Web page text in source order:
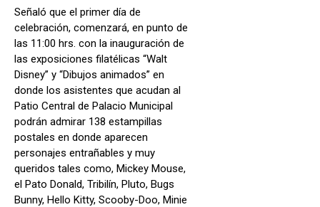
Señaló que el primer día de
celebración, comenzará, en punto de
las 11:00 hrs. con la inauguración de
las exposiciones filatélicas “Walt
Disney” y “Dibujos animados” en
donde los asistentes que acudan al
Patio Central de Palacio Municipal
podrán admirar 138 estampillas
postales en donde aparecen
personajes entrañables y muy
queridos tales como, Mickey Mouse,
el Pato Donald, Tribilín, Pluto, Bugs
Bunny, Hello Kitty, Scooby-Doo, Minie